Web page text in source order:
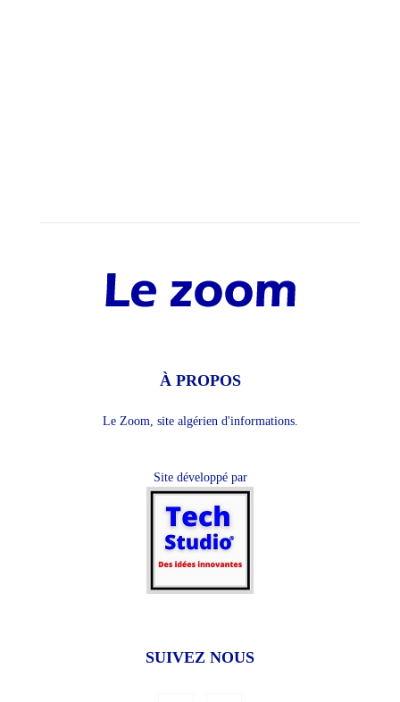
À PROPOS
Le Zoom, site algérien d'informations.
Site développé par
SUIVEZ NOUS